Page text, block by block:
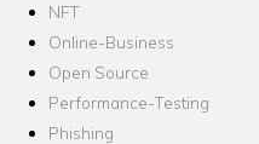
NFT
Online-Business
Open Source
Performance-Testing
Phishing